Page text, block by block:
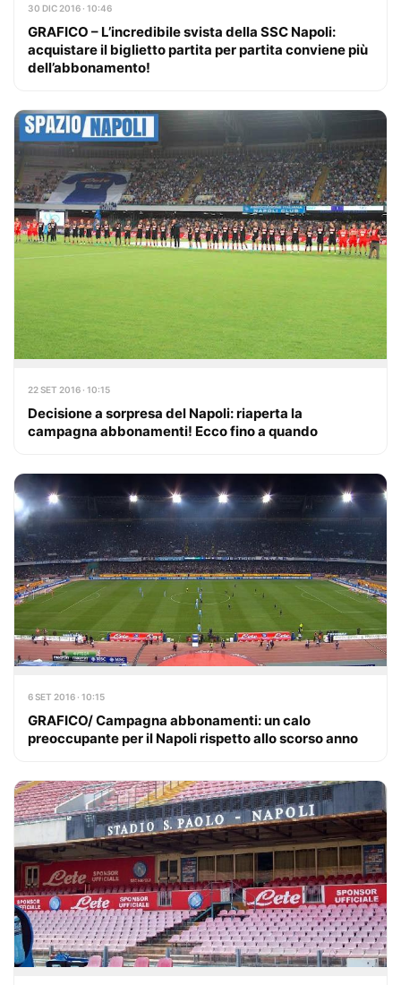
30 DIC 2016 · 10:46
GRAFICO – L’incredibile svista della SSC Napoli:
acquistare il biglietto partita per partita conviene più
dell’abbonamento!
22 SET 2016 · 10:15
Decisione a sorpresa del Napoli: riaperta la
campagna abbonamenti! Ecco fino a quando
6 SET 2016 · 10:15
GRAFICO/ Campagna abbonamenti: un calo
preoccupante per il Napoli rispetto allo scorso anno